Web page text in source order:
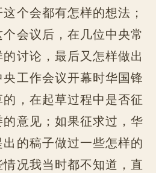
个会都有怎样的想法；
会议后，在几位中央常
讨论，最后又怎样做出
工作会议开幕时华国锋
，在起草过程中是否征
意见；如果征求过，华
的稿子做过一些怎样的
况我当时都不知道，直